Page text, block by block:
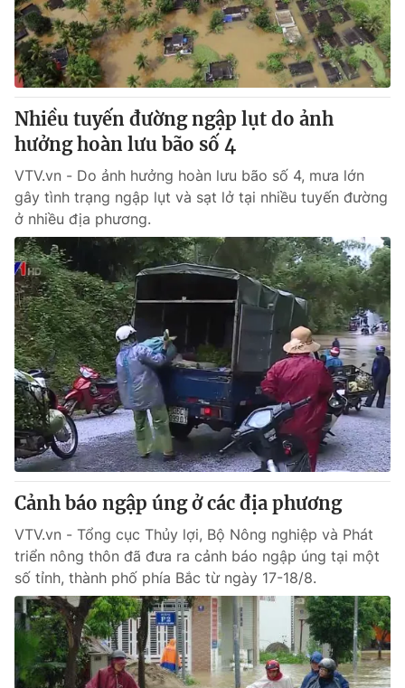
Nhiều tuyến đường ngập lụt do ảnh
hưởng hoàn lưu bão số 4
VTV.vn - Do ảnh hưởng hoàn lưu bão số 4, mưa lớn
gây tình trạng ngập lụt và sạt lở tại nhiều tuyến đường
ở nhiều địa phương.
Cảnh báo ngập úng ở các địa phương
VTV.vn - Tổng cục Thủy lợi, Bộ Nông nghiệp và Phát
triển nông thôn đã đưa ra cảnh báo ngập úng tại một
số tỉnh, thành phố phía Bắc từ ngày 17-18/8.